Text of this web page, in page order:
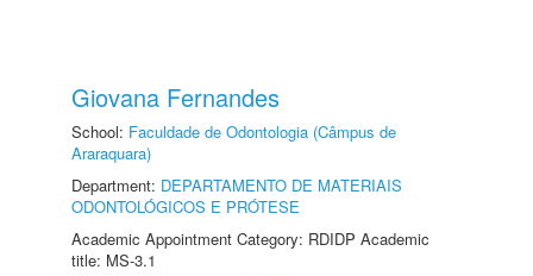
Giovana Fernandes
School: Faculdade de Odontologia (Câmpus de
Araraquara)
Department: DEPARTAMENTO DE MATERIAIS
ODONTOLÓGICOS E PRÓTESE
Academic Appointment Category: RDIDP Academic
title: MS-3.1